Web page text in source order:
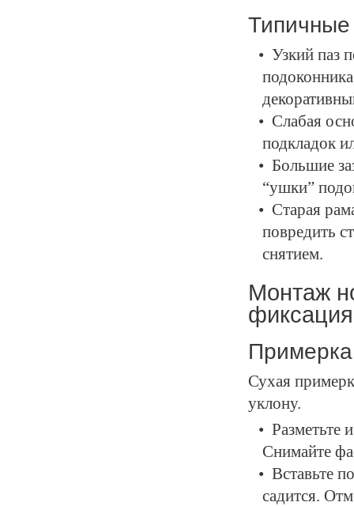
Типичные
Узкий паз
Слабая
подкладок
Большие
“ушки”
Старая
повредить
снятием.
Монтаж
Сухая
уклону.
Разметьте
Снимайте
Вставьте
садится.